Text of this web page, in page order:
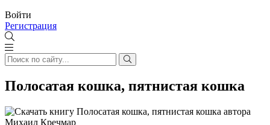
Войти
Регистрация
Полосатая кошка, пятнистая кошка